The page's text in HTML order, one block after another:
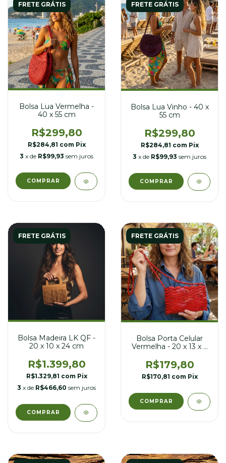
FRETE GRÁTIS
Bolsa Lua Vermelha -
40 x 55 cm
R$299,80
R$284,81 com Pix
3 x de R$99,93 sem juros
FRETE GRÁTIS
Bolsa Lua Vinho - 40 x
55 cm
R$299,80
R$284,81 com Pix
3 x de R$99,93 sem juros
FRETE GRÁTIS
Bolsa Madeira LK QF -
20 x 10 x 24 cm
R$1.399,80
R$1.329,81 com Pix
3 x de R$466,60 sem juros
FRETE GRÁTIS
Bolsa Porta Celular
Vermelha - 20 x 13 x 3
R$179,80
R$170,81 com Pix